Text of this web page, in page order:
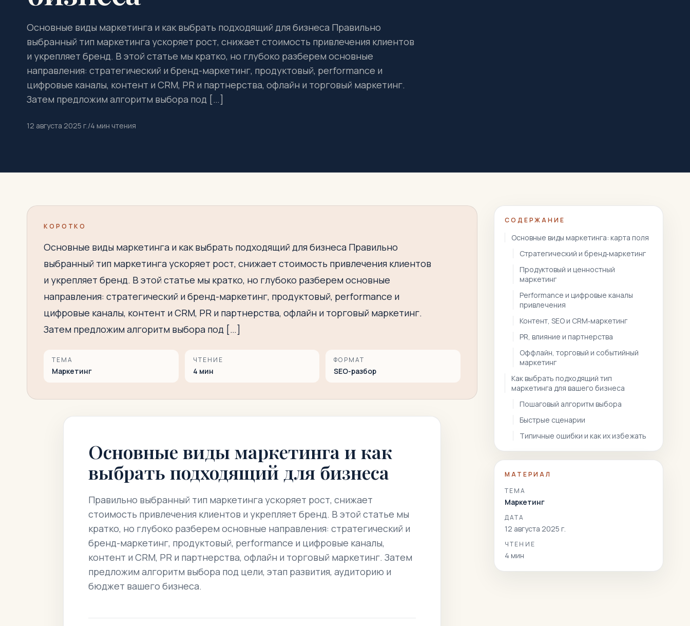
Основные виды маркетинга и как выбрать подходящий для бизнеса Правильно
выбранный тип маркетинга ускоряет рост, снижает стоимость привлечения клиентов
и укрепляет бренд. В этой статье мы кратко, но глубоко разберем основные
направления: стратегический и бренд-маркетинг, продуктовый, performance и
цифровые каналы, контент и CRM, PR и партнерства, офлайн и торговый маркетинг.
Затем предложим алгоритм выбора под […]
12 августа 2025 г./4 мин чтения
КОРОТКО
Основные виды маркетинга и как выбрать подходящий для бизнеса Правильно
выбранный тип маркетинга ускоряет рост, снижает стоимость привлечения клиентов
и укрепляет бренд. В этой статье мы кратко, но глубоко разберем основные
направления: стратегический и бренд-маркетинг, продуктовый, performance и
цифровые каналы, контент и CRM, PR и партнерства, офлайн и торговый маркетинг.
Затем предложим алгоритм выбора под […]
ТЕМА
Маркетинг
ЧТЕНИЕ
4 мин
ФОРМАТ
SEO-разбор
Основные виды маркетинга и как
выбрать подходящий для бизнеса
Правильно выбранный тип маркетинга ускоряет рост, снижает
стоимость привлечения клиентов и укрепляет бренд. В этой статье мы
кратко, но глубоко разберем основные направления: стратегический и
бренд-маркетинг, продуктовый, performance и цифровые каналы,
контент и CRM, PR и партнерства, офлайн и торговый маркетинг. Затем
предложим алгоритм выбора под цели, этап развития, аудиторию и
бюджет вашего бизнеса.
СОДЕРЖАНИЕ
Основные виды маркетинга: карта поля
Стратегический и бренд‑маркетинг
Продуктовый и ценностный
маркетинг
Performance и цифровые каналы
привлечения
Контент, SEO и CRM‑маркетинг
PR, влияние и партнерства
Оффлайн, торговый и событийный
маркетинг
Как выбрать подходящий тип
маркетинга для вашего бизнеса
Пошаговый алгоритм выбора
Быстрые сценарии
Типичные ошибки и как их избежать
МАТЕРИАЛ
ТЕМА
Маркетинг
ДАТА
12 августа 2025 г.
ЧТЕНИЕ
4 мин